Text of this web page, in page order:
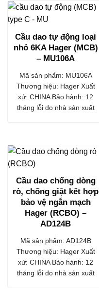
Cầu dao tự động loại
nhỏ 6KA Hager (MCB)
– MU106A
Mã sản phẩm: MU106A
Thương hiệu: Hager Xuất
xứ: CHINA Bảo hành: 12
tháng lỗi do nhà sản xuất
Cầu dao chống dòng
rò, chống giật kết hợp
bảo vệ ngắn mạch
Hager (RCBO) –
AD124B
Mã sản phẩm: AD124B
Thương hiệu: Hager Xuất
xứ: CHINA Bảo hành: 12
tháng lỗi do nhà sản xuất